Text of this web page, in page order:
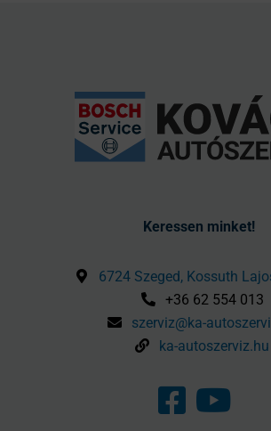
Keressen minket!
6724 Szeged, Kossuth
+36 62 554 013
szerviz@ka-
ka-autoszerviz.hu